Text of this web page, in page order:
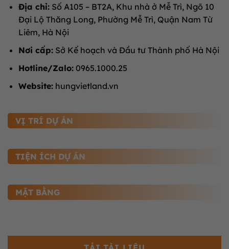
Địa chỉ:Số A105 – BT2A, Khu nhà ở Mễ Trì, Ngõ 10
Đại Lộ Thăng Long, Phường Mễ Trì, Quận Nam Từ
Liêm, Hà Nội
Nơi cấp:Sở Kế hoạch và Đầu tư Thành phố Hà Nội
Hotline/Zalo:0965.1000.25
Website:hungvietland.vn
VỊ TRÍ DỰ ÁN
TIỆN ÍCH DỰ ÁN
MẶT BẰNG